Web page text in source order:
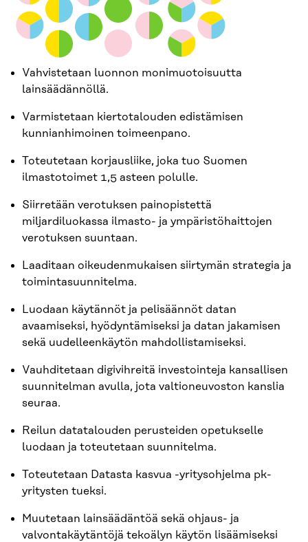
Vahvistetaan luonnon monimuotoisuutta
lainsäädännöllä.
Varmistetaan kiertotalouden edistämisen
kunnianhimoinen toimeenpano.
Toteutetaan korjausliike, joka tuo Suomen
ilmastotoimet 1,5 asteen polulle.
Siirretään verotuksen painopistettä
miljardiluokassa ilmasto- ja ympäristöhaittojen
verotuksen suuntaan.
Laaditaan oikeudenmukaisen siirtymän strategia ja
toimintasuunnitelma.
Luodaan käytännöt ja pelisäännöt datan
avaamiseksi, hyödyntämiseksi ja datan jakamisen
sekä uudelleenkäytön mahdollistamiseksi.
Vauhditetaan digivihreitä investointeja kansallisen
suunnitelman avulla, jota valtioneuvoston kanslia
seuraa.
Reilun datatalouden perusteiden opetukselle
luodaan ja toteutetaan suunnitelma.
Toteutetaan Datasta kasvua -yritysohjelma pk-
yritysten tueksi.
Muutetaan lainsäädäntöä sekä ohjaus- ja
valvontakäytäntöjä tekoälyn käytön lisäämiseksi